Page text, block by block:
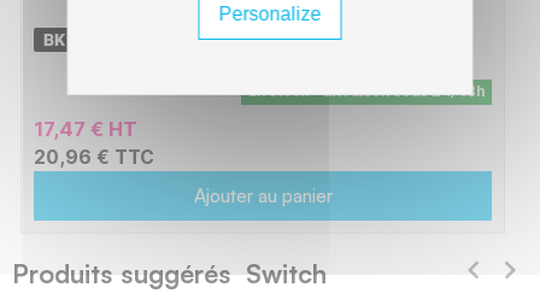
1200 pages
En stock - Livraison sous 24/48h
17,47 € HT
20,96 € TTC
Ajouter au panier
Produits suggérés Switch
Personalize